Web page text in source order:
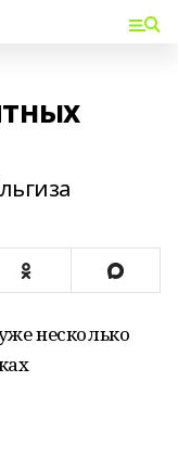
несколько